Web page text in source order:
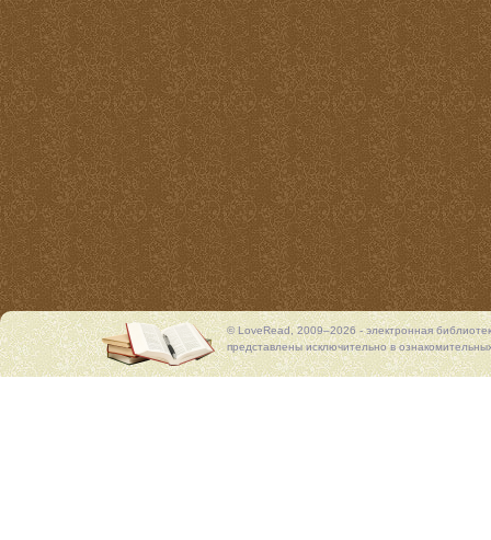
© LoveRead, 2009–2026 - электронная
представлены исключительно в